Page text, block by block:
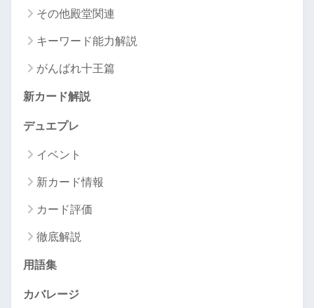
その他殿堂関連
キーワード能力解説
がんばれ十王篇
新カード解説
デュエプレ
イベント
新カード情報
カード評価
徹底解説
用語集
カバレージ